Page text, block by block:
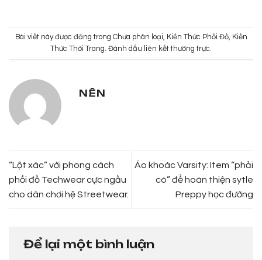
Bài viết này được đăng trong Chưa phân loại, Kiến Thức Phối Đồ, Kiến
Thức Thời Trang. Đánh dấu liên kết thường trực.
NÊN
“Lột xác” với phong cách
phối đồ Techwear cực ngầu
cho dân chơi hệ Streetwear.
Áo khoác Varsity: Item “phải
có” để hoàn thiện sytle
Preppy học đường
Để lại một bình luận